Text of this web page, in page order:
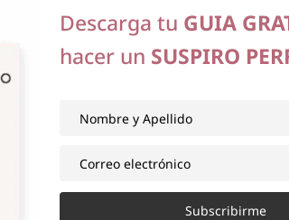
Bombones rellenos de coco
Descarga tu GUIA
hacer un SUSPIRO
Subscribirme